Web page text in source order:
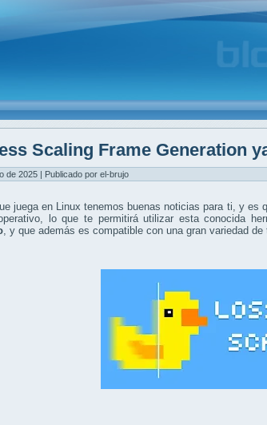
Scaling Frame Generation
de 2025 | Publicado por el-brujo
juega en Linux tenemos buenas noticias para ti, y es
lo que te permitirá utilizar esta conocida
, y que además es compatible con una gran variedad de